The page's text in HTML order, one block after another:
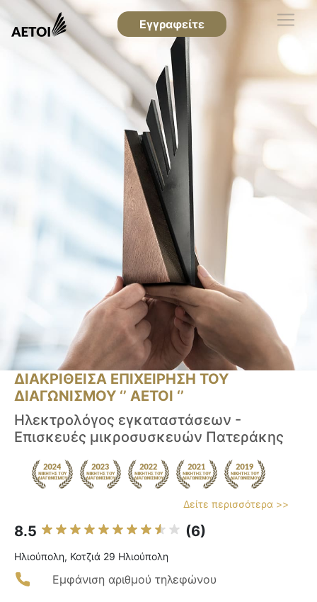
Εγγραφείτε
ΔΙΑΚΡΙΘΕΙΣΑ ΕΠΙΧΕΙΡΗΣΗ ΤΟΥ
ΔΙΑΓΩΝΙΣΜΟΥ ‘’ ΑΕΤΟΙ ‘’
Ηλεκτρολόγος εγκαταστάσεων -
Επισκευές μικροσυσκευών Πατεράκης
Δείτε περισσότερα >>
8.5 (6)
Ηλιούπολη, Κοτζιά 29 Ηλιούπολη
Εμφάνιση αριθμού τηλεφώνου